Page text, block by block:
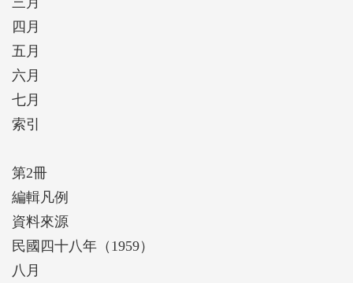
四月
五月
六月
七月
索引
第2冊
編輯凡例
資料來源
民國四十八年（1959）
八月